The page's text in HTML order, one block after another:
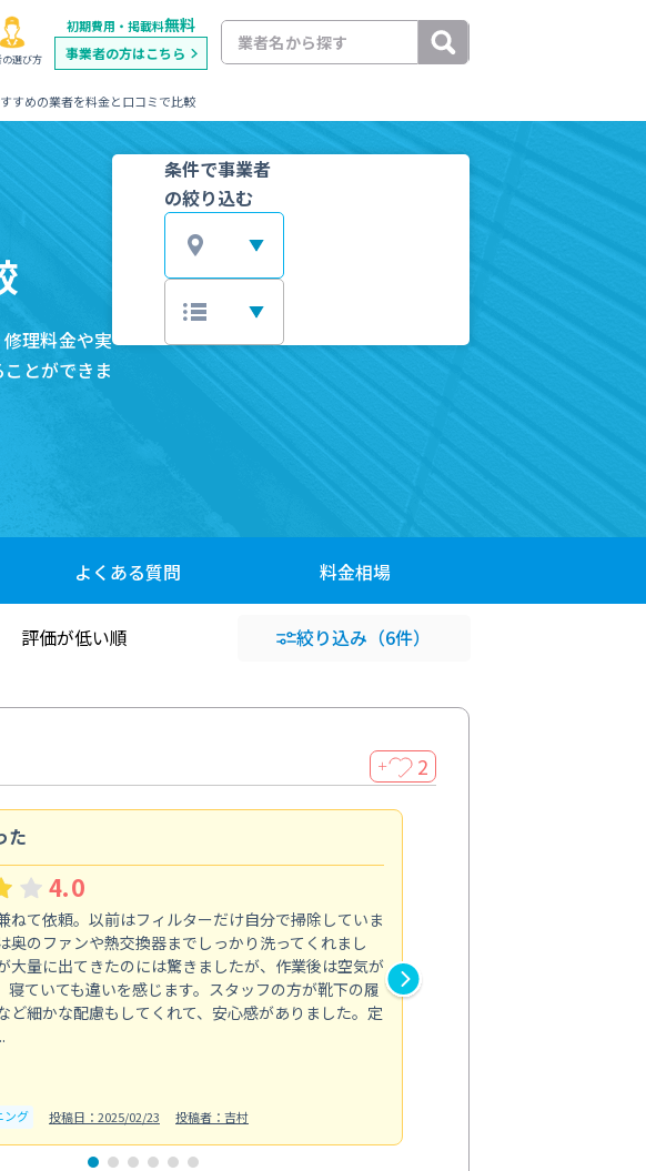
選び方
初期費用・掲載料無料
事業者の方はこちら
すめの業者を料金と口コミで比較
理料金や実
とができま
条件で事業者
の絞り込む
よくある質問 料金相場
評価が低い順 絞り込み （6件）
＋ 2
た
4.0
ねて依頼。以前はフィルターだけ自分で掃除していま
奥のファンや熱交換器までしっかり洗ってくれまし
大量に出てきたのには驚きましたが、作業後は空気が
寝ていても違いを感じます。スタッフの方が靴下の履
ど細かな配慮もしてくれて、安心感がありました。定
ング 投稿日：2025/02/23 投稿者：吉村